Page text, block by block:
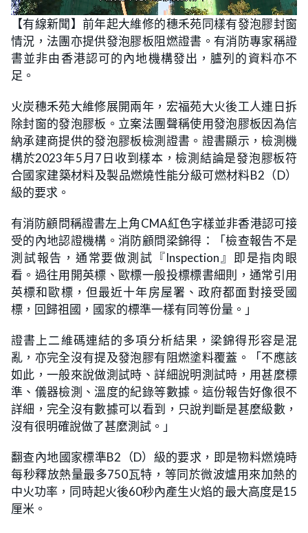
U
n
m
t
e
L
o
a
e
d
:
2
%
【有線新聞】前年起大維修的穗禾苑同樣有發泡膠封窗
情況，法團亦提供發泡膠板阻燃證書。有消防專家稱證
書並非由香港認可的內地機構發出，臚列的資料亦不
足。
火炭穗禾苑大維修展開兩年，宏福苑大火後工人連日拆
除封窗的發泡膠板。立案法團聲稱使用發泡膠板因為信
納承建商提供的發泡膠板檢測證書。證書顯示，檢測機
構於2023年5月7日收到樣本，檢測結論是發泡膠板符
合國家建築材料及製品燃燒性能分級可燃材料B2（D）
級的要求。
有消防顧問稱證書左上角CMA紅色字樣並非香港認可接
受的內地認證機構。消防顧問梁錦得：「檢查報告不是
測試報告，通常要做測試『Inspection』即是指肉眼
看。過往用開英標、歐標一般投標標書細則，通常引用
英標和歐標，但最近十年房屋署、政府都面對接受國
標，回歸祖國，國家的標準一樣有同等份量。」
證書上二維碼連結的多項分析結果，梁錦得形容是混
亂，亦完全沒有提及發泡膠有阻燃塗料覆蓋。「不應該
如此，一般來說做測試時、詳細說明測試時，用甚麼標
準、儀器檢測、溫度的紀錄等數據。這份報告好像很不
詳細，完全沒有數據可以看到，只說判斷是甚麼級數，
沒有很明確說做了甚麼測試。」
翻查內地國家標準B2（D）級的要求，即是物料燃燒時
每秒釋放熱量最多750瓦特，等同於微波爐用來加熱的
中火功率，同時起火後60秒內產生火焰的最大高度是15
厘米。